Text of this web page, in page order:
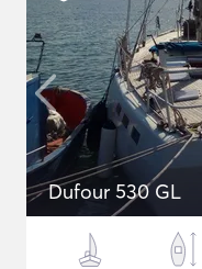
Dufour 530 GL